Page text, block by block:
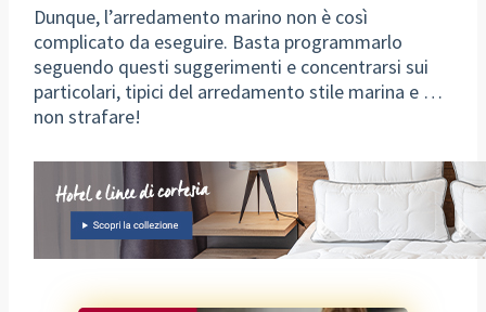
Dunque, l’arredamento marino non è così
complicato da eseguire. Basta programmarlo
seguendo questi suggerimenti e concentrarsi sui
particolari, tipici del arredamento stile marina e …
non strafare!